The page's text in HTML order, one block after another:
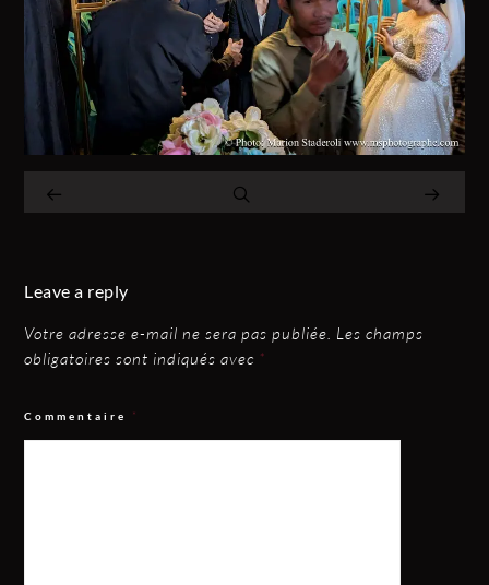
Leave a reply
Votre adresse e-mail ne sera pas publiée. Les champs
obligatoires sont indiqués avec *
Commentaire *